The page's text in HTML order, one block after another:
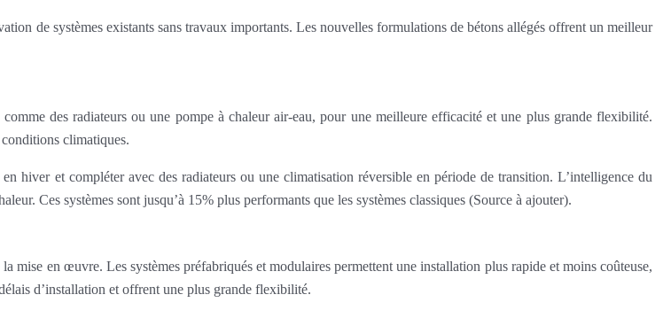
de systèmes existants sans travaux importants. Les nouvelles formulations de bétons allégés offrent un meilleur
des radiateurs ou une pompe à chaleur air-eau, pour une meilleure efficacité et une plus grande flexibilité.
climatiques.
hiver et compléter avec des radiateurs ou une climatisation réversible en période de transition. L’intelligence du
Ces systèmes sont jusqu’à 15% plus performants que les systèmes classiques (Source à ajouter).
mise en œuvre. Les systèmes préfabriqués et modulaires permettent une installation plus rapide et moins coûteuse,
d’installation et offrent une plus grande flexibilité.